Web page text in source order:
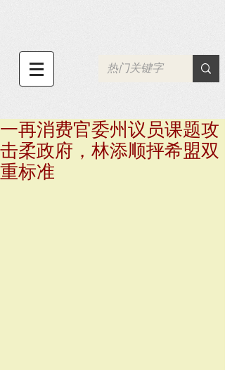
一再消费官委州议员课题攻
击柔政府，林添顺抨希盟双
重标准